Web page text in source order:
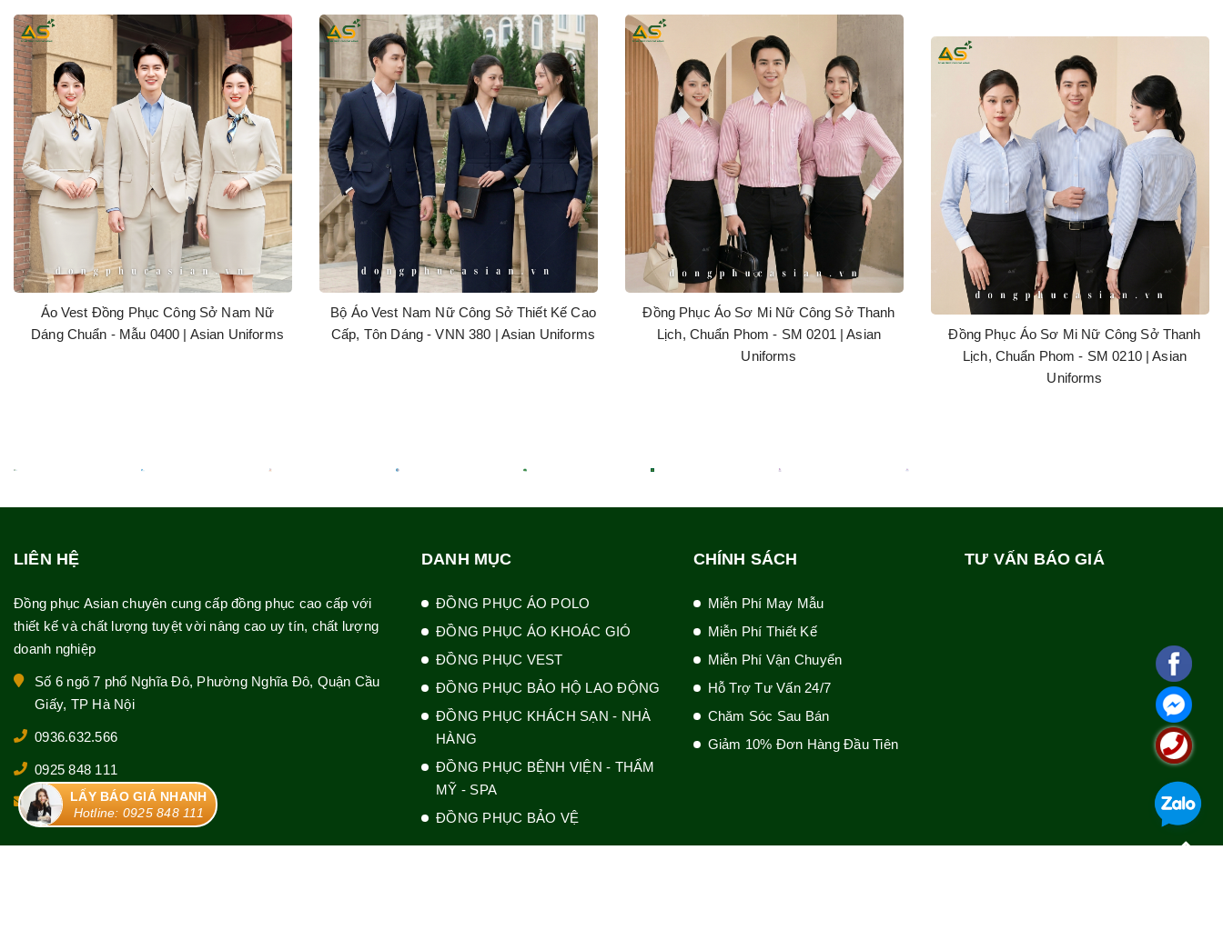
Áo Vest Đồng Phục Công Sở Nam Nữ
Dáng Chuẩn - Mẫu 0400 | Asian Uniforms
Bộ Áo Vest Nam Nữ Công Sở Thiết Kế Cao
Cấp, Tôn Dáng - VNN 380 | Asian Uniforms
Đồng Phục Áo Sơ Mi Nữ Công Sở Thanh
Lịch, Chuẩn Phom - SM 0201 | Asian
Uniforms
Đồng Phục Áo Sơ Mi Nữ Công Sở Thanh
Lịch, Chuẩn Phom - SM 0210 | Asian
Uniforms
LIÊN HỆ
Đồng phục Asian chuyên cung cấp đồng phục cao cấp với
thiết kế và chất lượng tuyệt vời nâng cao uy tín, chất lượng
doanh nghiệp
Số 6 ngõ 7 phố Nghĩa Đô, Phường Nghĩa Đô, Quận Cầu
Giấy, TP Hà Nội
0936.632.566
0925 848 111
asianuniform.hn@gmail.com
DANH MỤC
ĐỒNG PHỤC ÁO POLO
ĐỒNG PHỤC ÁO KHOÁC GIÓ
ĐỒNG PHỤC VEST
ĐỒNG PHỤC BẢO HỘ LAO ĐỘNG
ĐỒNG PHỤC KHÁCH SẠN - NHÀ
HÀNG
ĐỒNG PHỤC BỆNH VIỆN - THẨM
MỸ - SPA
ĐỒNG PHỤC BẢO VỆ
CHÍNH SÁCH
Miễn Phí May Mẫu
Miễn Phí Thiết Kế
Miễn Phí Vận Chuyển
Hỗ Trợ Tư Vấn 24/7
Chăm Sóc Sau Bán
Giảm 10% Đơn Hàng Đầu Tiên
TƯ VẤN BÁO GIÁ
LẤY BÁO GIÁ NHANH
Hotline: 0925 848 111